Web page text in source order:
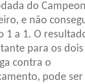
do
e não
1 a 1. O
para os
contra o
pode ser